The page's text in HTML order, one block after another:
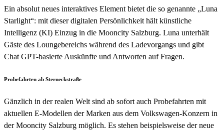
Ein absolut neues interaktives Element bietet die so genannte „Luna
Starlight“: mit dieser digitalen Persönlichkeit hält künstliche
Intelligenz (KI) Einzug in die Mooncity Salzburg. Luna unterhält
Gäste des Loungebereichs während des Ladevorgangs und gibt
Chat GPT-basierte Auskünfte und Antworten auf Fragen.
Probefahrten ab Sterneckstraße
Gänzlich in der realen Welt sind ab sofort auch Probefahrten mit
aktuellen E-Modellen der Marken aus dem Volkswagen-Konzern in
der Mooncity Salzburg möglich. Es stehen beispielsweise der neue